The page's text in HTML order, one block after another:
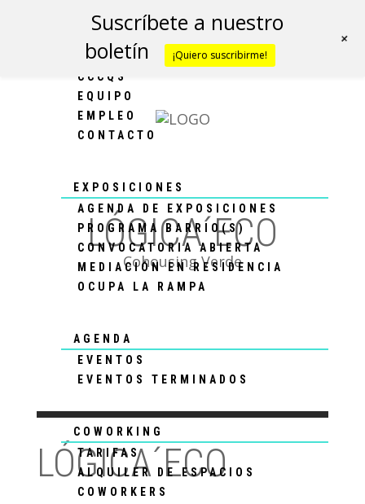
CCCQS
CCCQS
EQUIPO
EMPLEO
CONTACTO
EXPOSICIONES
AGENDA DE EXPOSICIONES
PROGRAMA BARRIO(S)
CONVOCATORIA ABIERTA
MEDIACIÓN EN RESIDENCIA
OCUPA LA RAMPA
AGENDA
EVENTOS
EVENTOS TERMINADOS
COWORKING
TARIFAS
ALQUILER DE ESPACIOS
COWORKERS
LÓGICA´ECO
Cohousing Verde
LÓGICA´ECO
Suscríbete a nuestro
boletín
¡Quiero suscribirme!
+